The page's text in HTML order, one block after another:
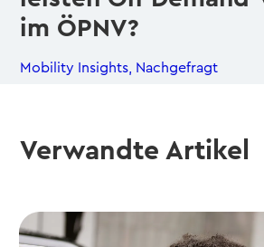
im ÖPNV?
Mobility Insights Nachgefragt
Verwandte Artikel